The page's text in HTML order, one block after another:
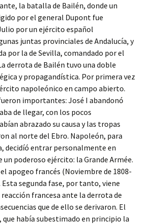
la batalla de Bailén, donde un
por el general Dupont fue
por un ejército español
juntas provinciales de Andalucía, y
por la de Sevilla, comandado por el
derrota de Bailén tuvo una doble
y propagandística. Por primera vez
napoleónico en campo abierto.
importantes: José I abandonó
de llegar, con los pocos
abrazado su causa y las tropas
al norte del Ebro. Napoleón, para
decidíó entrar personalmente en
un poderoso ejército: la Grande Armée.
el apogeo francés (Noviembre de 1808-
Esta segunda fase, por tanto, viene
francesa ante la derrota de
que de ello se derivaron. El
había subestimado en principio la